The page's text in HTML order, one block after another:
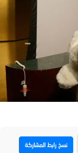
نسخ رابط المشاركة